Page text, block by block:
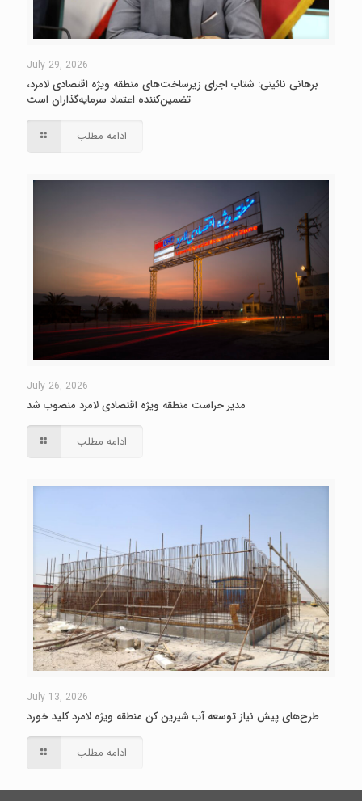
July 29, 2026
برهانی نائینی: شتاب اجرای زیرساخت‌های منطقه ویژه اقتصادی لامرد،
تضمین‌کننده اعتماد سرمایه‌گذاران است
ادامه مطلب
July 26, 2026
مدیر حراست منطقه ویژه اقتصادی لامرد منصوب شد
ادامه مطلب
July 13, 2026
طرح‌های پیش نیاز توسعه آب شیرین کن منطقه ویژه لامرد کلید خورد
ادامه مطلب